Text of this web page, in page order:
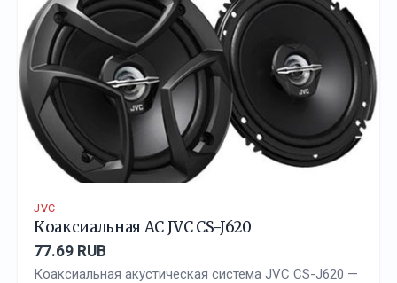
JVC
Коаксиальная АС JVC CS-J620
77.69 RUB
Коаксиальная акустическая система JVC CS-J620 —